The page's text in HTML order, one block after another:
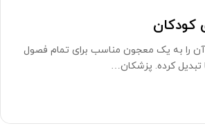
را به یک معجون مناسب برای تمام فصول
کرده. پزشکان…